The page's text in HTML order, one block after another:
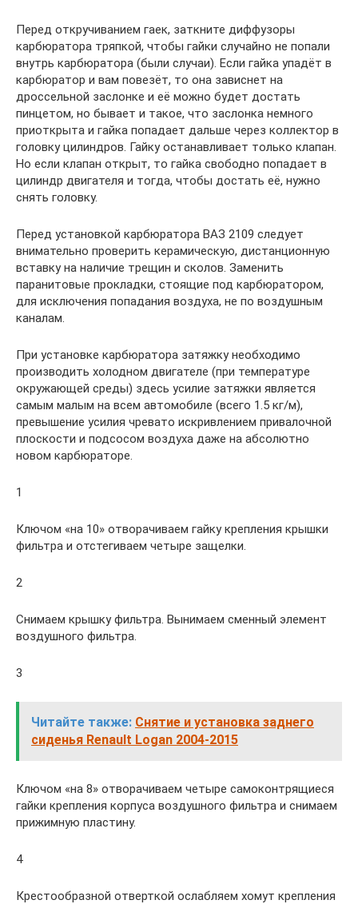
Перед откручиванием гаек, заткните диффузоры
карбюратора тряпкой, чтобы гайки случайно не попали
внутрь карбюратора (были случаи). Если гайка упадёт в
карбюратор и вам повезёт, то она зависнет на
дроссельной заслонке и её можно будет достать
пинцетом, но бывает и такое, что заслонка немного
приоткрыта и гайка попадает дальше через коллектор в
головку цилиндров. Гайку останавливает только клапан.
Но если клапан открыт, то гайка свободно попадает в
цилиндр двигателя и тогда, чтобы достать её, нужно
снять головку.
Перед установкой карбюратора ВАЗ 2109 следует
внимательно проверить керамическую, дистанционную
вставку на наличие трещин и сколов. Заменить
паранитовые прокладки, стоящие под карбюратором,
для исключения попадания воздуха, не по воздушным
каналам.
При установке карбюратора затяжку необходимо
производить холодном двигателе (при температуре
окружающей среды) здесь усилие затяжки является
самым малым на всем автомобиле (всего 1.5 кг/м),
превышение усилия чревато искривлением привалочной
плоскости и подсосом воздуха даже на абсолютно
новом карбюраторе.
1
Ключом «на 10» отворачиваем гайку крепления крышки
фильтра и отстегиваем четыре защелки.
2
Снимаем крышку фильтра. Вынимаем сменный элемент
воздушного фильтра.
3
Читайте также: Снятие и установка заднего
сиденья Renault Logan 2004-2015
Ключом «на 8» отворачиваем четыре самоконтрящиеся
гайки крепления корпуса воздушного фильтра и снимаем
прижимную пластину.
4
Крестообразной отверткой ослабляем хомут крепления